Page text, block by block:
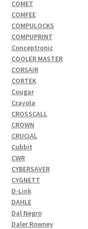
COMET
COMFEE
COMPULOCKS
COMPUPRINT
Conceptronic
COOLER MASTER
CORSAIR
CORTEK
Cougar
Crayola
CROSSCALL
CROWN
CRUCIAL
Cubbit
CWR
CYBERSAVER
CYGNETT
D-Link
DAHLE
Dal Negro
Daler Rowney